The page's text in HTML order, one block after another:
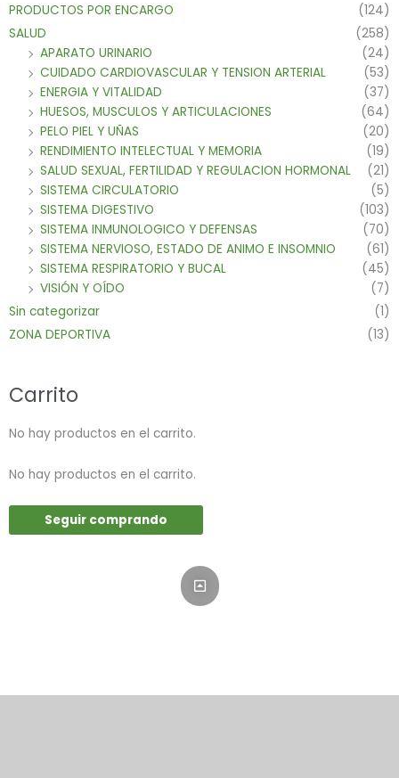
PRODUCTOS POR ENCARGO
(124)
SALUD
(258)
APARATO URINARIO
(24)
CUIDADO CARDIOVASCULAR Y TENSION ARTERIAL
(53)
ENERGIA Y VITALIDAD
(37)
HUESOS, MUSCULOS Y ARTICULACIONES
(64)
PELO PIEL Y UÑAS
(20)
RENDIMIENTO INTELECTUAL Y MEMORIA
(19)
SALUD SEXUAL, FERTILIDAD Y REGULACION HORMONAL
(21)
SISTEMA CIRCULATORIO
(5)
SISTEMA DIGESTIVO
(103)
SISTEMA INMUNOLOGICO Y DEFENSAS
(70)
SISTEMA NERVIOSO, ESTADO DE ANIMO E INSOMNIO
(61)
SISTEMA RESPIRATORIO Y BUCAL
(45)
VISIÓN Y OÍDO
(7)
Sin categorizar
(1)
ZONA DEPORTIVA
(13)
Carrito
No hay productos en el carrito.
No hay productos en el carrito.
Seguir comprando